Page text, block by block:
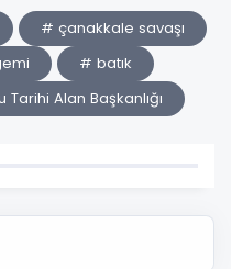
# çanakkale savaşı
# batık
Alan Başkanlığı